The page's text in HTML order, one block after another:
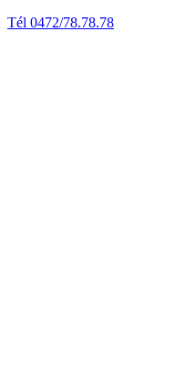
Tél 0472/78.78.78